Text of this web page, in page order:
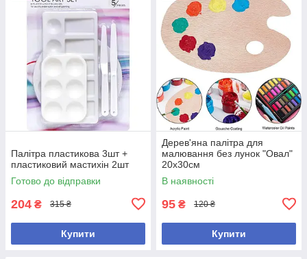
Палітра пластикова 3шт +
пластиковий мастихін 2шт
Готово до відправки
204 ₴ 315 ₴
Купити
Дерев'яна палітра для
малювання без лунок "Овал"
20х30см
В наявності
95 ₴ 120 ₴
Купити